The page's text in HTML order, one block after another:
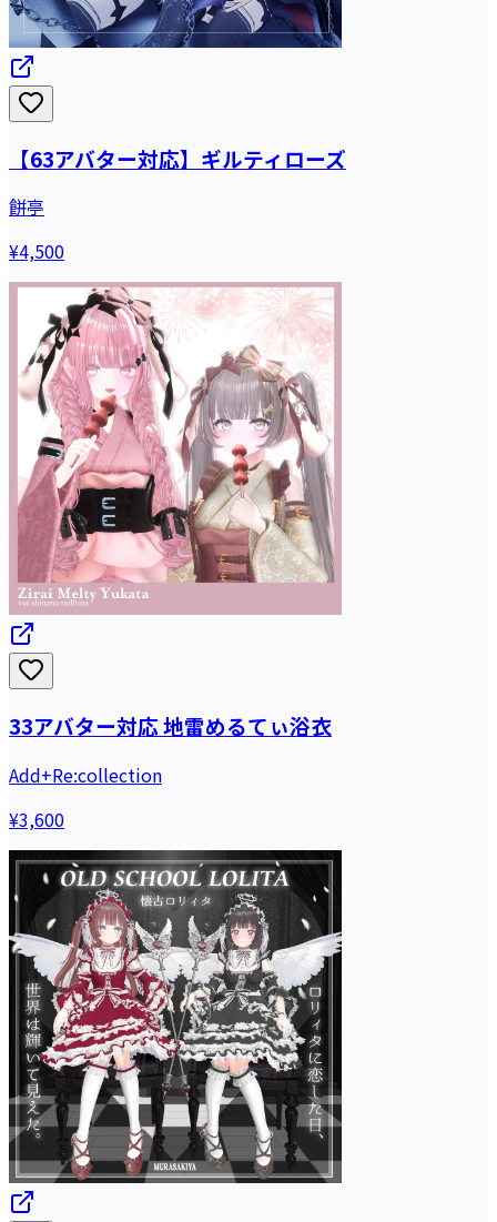
【63アバター対応】ギルティローズ
餅亭
¥4,500
33アバター対応 地雷めるてぃ浴衣
Add+Re:collection
¥3,600